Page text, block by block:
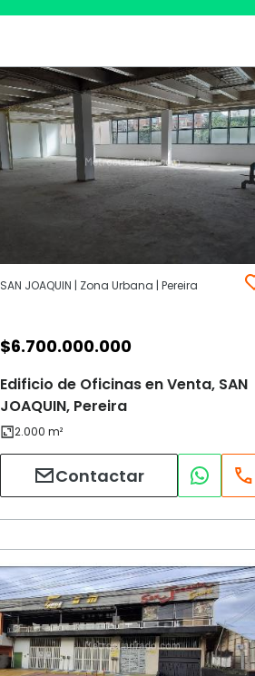
SAN JOAQUIN | Zona Urbana | Pereira
$6.700.000.000
Edificio de Oficinas en Venta, SAN
JOAQUIN, Pereira
Contactar